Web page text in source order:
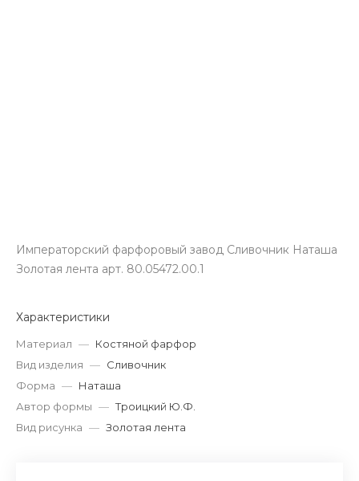
Императорский фарфоровый завод Сливочник Наташа
Золотая лента арт. 80.05472.00.1
Характеристики
Материал — Костяной фарфор
Вид изделия — Сливочник
Форма — Наташа
Автор формы — Троицкий Ю.Ф.
Вид рисунка — Золотая лента